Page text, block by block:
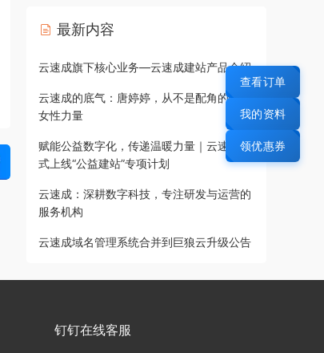
最新内容
云速成旗下核心业务—云速成建站产品介绍
云速成的底气：唐婷婷，从不是配角的铿锵
女性力量
赋能公益数字化，传递温暖力量｜云速成正
式上线“公益建站”专项计划
云速成：深耕数字科技，专注研发与运营的
服务机构
云速成域名管理系统合并到巨狼云升级公告
钉钉在线客服
查看订单
我的资料
领优惠券